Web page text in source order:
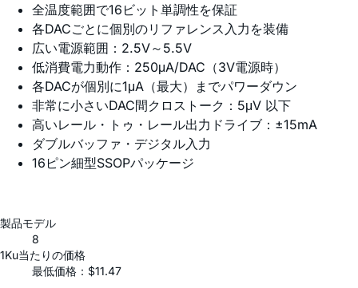
全温度範囲で16ビット単調性を保証
各DACごとに個別のリファレンス入力を装備
広い電源範囲：2.5V～5.5V
低消費電力動作：250μA/DAC（3V電源時）
各DACが個別に1μA（最大）までパワーダウン
非常に小さいDAC間クロストーク：5μV 以下
高いレール・トゥ・レール出力ドライブ：±15mA
ダブルバッファ・デジタル入力
16ピン細型SSOPパッケージ
製品モデル
8
1Ku当たりの価格
最低価格：$11.47